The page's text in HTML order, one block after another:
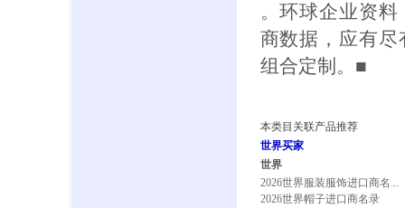
。环球企业资
商数据，应有
组合定制。■
本类目关联产品推荐
世界买家
世界
2026世界服装服饰进口商名...
2026世界帽子进口商名录